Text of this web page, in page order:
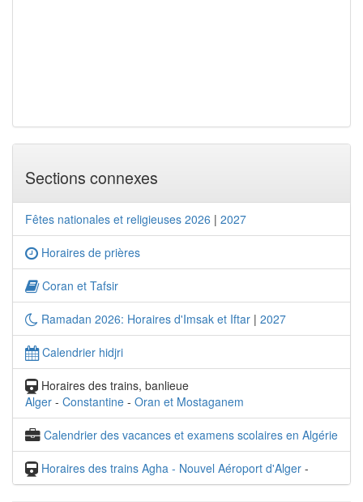
Sections connexes
Fêtes nationales et religieuses 2026 | 2027
Horaires de prières
Coran et Tafsir
Ramadan 2026: Horaires d'Imsak et Iftar | 2027
Calendrier hidjri
Horaires des trains, banlieue
Alger - Constantine - Oran et Mostaganem
Calendrier des vacances et examens scolaires en Algérie
Horaires des trains Agha - Nouvel Aéroport d'Alger -